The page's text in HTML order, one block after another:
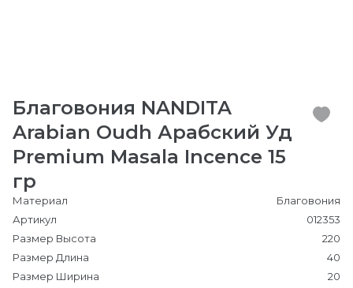
Благовония NANDITA
Arabian Oudh Арабский Уд
Premium Masala Incence 15
гр
Материал
Благовония
Артикул
012353
Размер Высота
220
Размер Длина
40
Размер Ширина
20